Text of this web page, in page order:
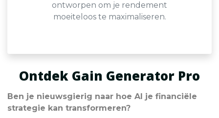
ontworpen om je rendement
moeiteloos te maximaliseren.
Ontdek Gain Generator Pro
Ben je nieuwsgierig naar hoe AI je financiële
strategie kan transformeren?